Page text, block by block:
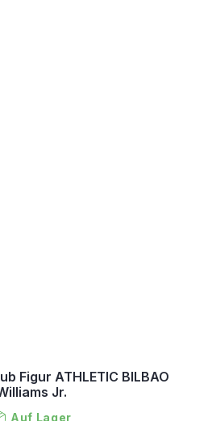
Figur ATHLETIC BILBAO
Jr.
Auf Lager